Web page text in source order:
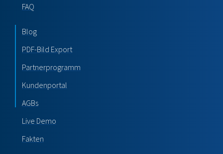
FAQ
Blog
PDF-Bild Export
Partnerprogramm
Kundenportal
AGBs
Live Demo
Fakten